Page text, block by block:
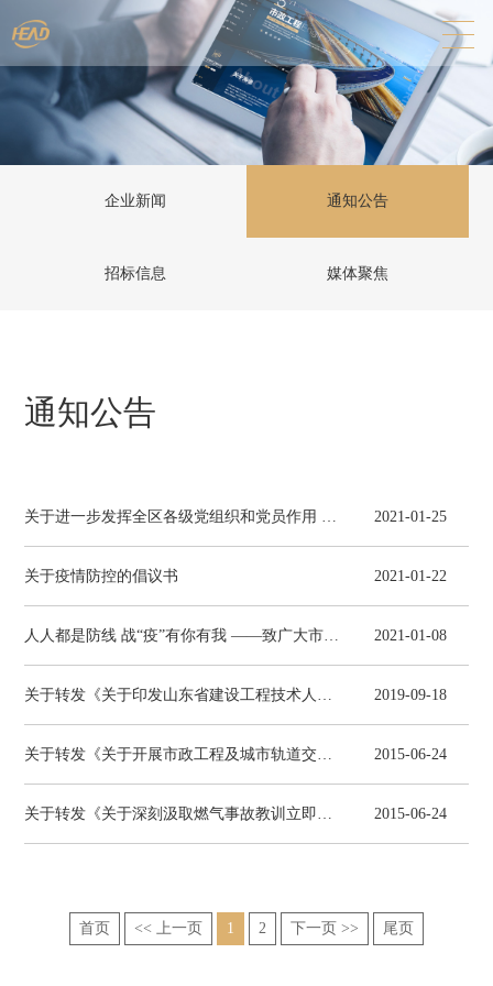
企业新闻 通知公告
招标信息 媒体聚焦
通知公告
2021-01-25
关于疫情防控的倡议书 2021-01-22
2021-01-08
2019-09-18
2015-06-24
2015-06-24
首页 << 上一页 1 2 下一页 >> 尾页